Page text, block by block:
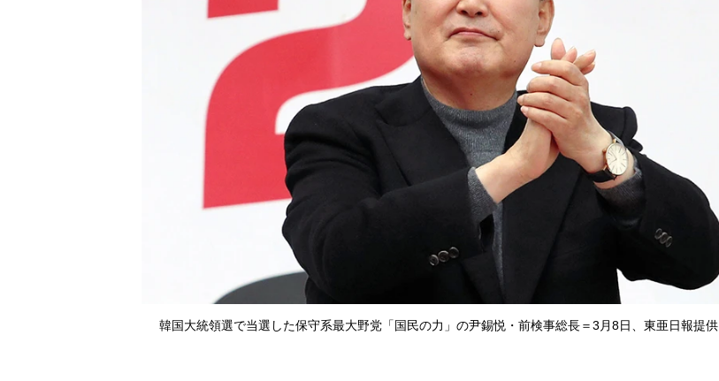
韓国大統領選で当選した保守系最大野党「国民の力」の尹錫悦・前検事総長＝3月8日、東亜日報提供